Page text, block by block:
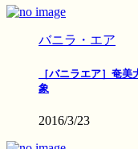
バニラ・エア
［バニラエア］奄
象
2016/3/23